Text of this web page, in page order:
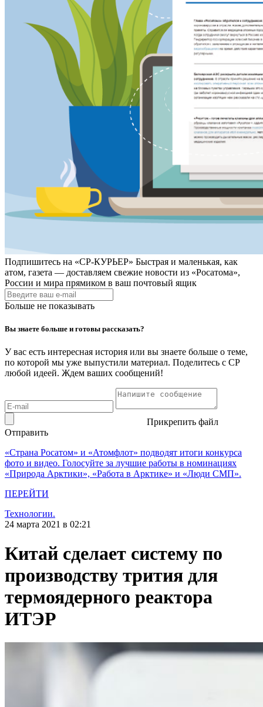
Подпишитесь на «СР-КУРЬЕР» Быстрая и маленькая, как
атом, газета — доставляем свежие новости из «Росатома»,
России и мира прямиком в ваш почтовый ящик
Больше не показывать
Вы знаете больше и готовы рассказать?
У вас есть интересная история или вы знаете больше о теме,
по которой мы уже выпустили материал. Поделитесь с СР
любой идеей. Ждем ваших сообщений!
Прикрепить файл
Отправить
«Страна Росатом» и «Атомфлот» подводят итоги конкурса
фото и видео. Голосуйте за лучшие работы в номинациях
«Природа Арктики», «Работа в Арктике» и «Люди СМП».
ПЕРЕЙТИ
Технологии.
24 марта 2021 в 02:21
Китай сделает систему по
производству трития для
термоядерного реактора
ИТЭР